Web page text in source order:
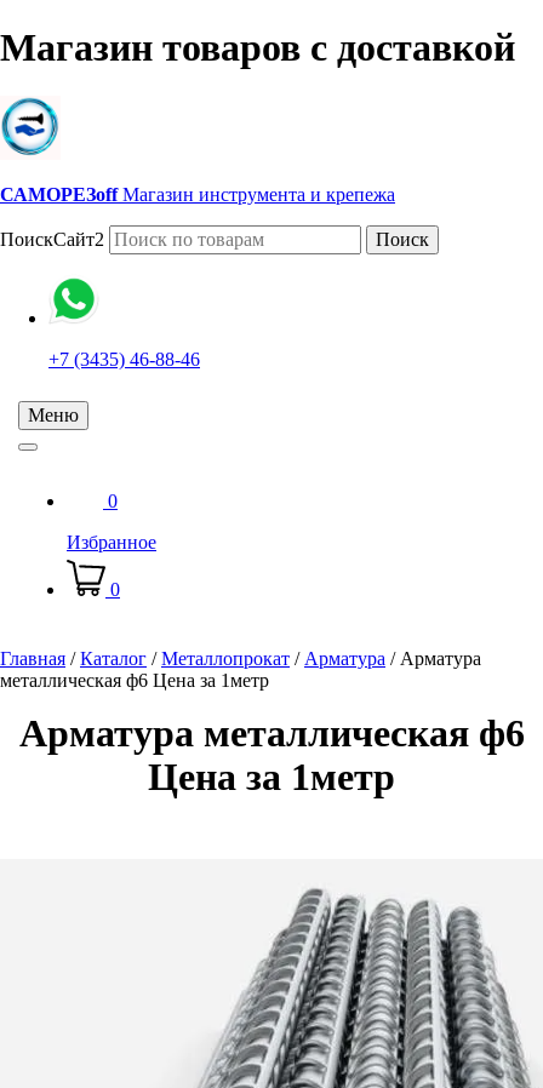
Магазин товаров с доставкой
САМОРЕЗoff Магазин инструмента и крепежа
ПоискСайт2 Поиск
+7 (3435) 46-88-46
Меню
0
Избранное
0
Главная /Каталог /Металлопрокат / Арматура / Арматура
металлическая ф6 Цена за 1метр
Арматура металлическая ф6
Цена за 1метр